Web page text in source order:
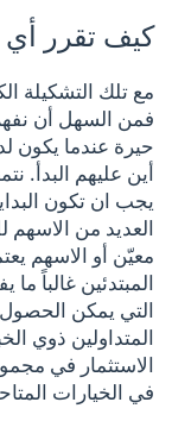
كيف تقرر أي
مع تلك التشكيلة
فمن السهل أن
حيرة عندما يكون
أين عليهم البدأ.
يجب ان تكون
العديد من الاسهم
معيّن أو الاسهم
المبتدئين غالباً
التي يمكن
المتداولين ذوي
الاستثمار في
في الخيارات